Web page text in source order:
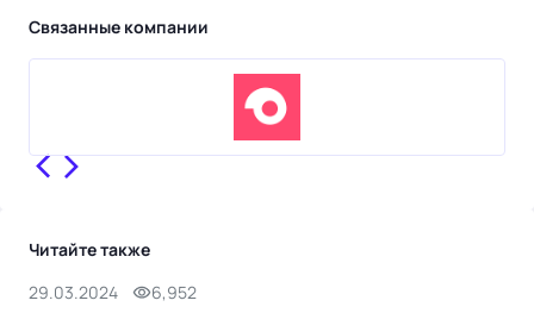
Связанные компании
Читайте также
29.03.2024
6,952